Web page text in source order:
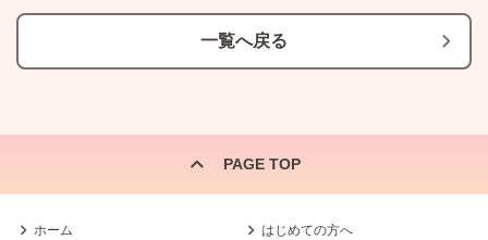
一覧へ戻る
PAGE TOP
ホーム はじめての方へ